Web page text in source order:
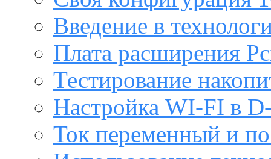
Введение в
Плата расширения
Тестирование
Настройка WI-FI в
Ток переменный и